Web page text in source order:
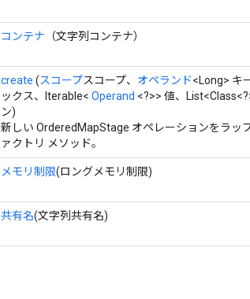
コンテナ （文字列コンテナ）
create (スコープスコープ、 オペランド<Long> キ
ックス、Iterable< Operand <?>> 値、
ン)
新しい OrderedMapStage オペレーションをラッ
ァクトリ メソッド。
メモリ制限(ロングメモリ制限)
共有名(文字列共有名)